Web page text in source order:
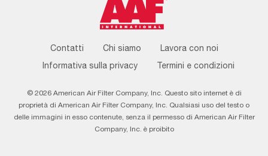
Footer
Contatti Chi siamo
Lavora con noi
Informativa sulla privacy
Termini e condizioni
© 2026 American Air Filter Company, Inc. Questo sito internet è di
proprietà di American Air Filter Company, Inc. Qualsiasi uso del testo o
delle immagini in esso contenute, senza il permesso di American Air Filter
Company, Inc. è proibito